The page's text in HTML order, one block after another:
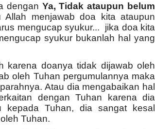
dengan Ya, Tidak ataupun belum
Allah menjawab doa kita ataupun
mengucap syukur... jika doa kita
syukur bukanlah hal yang
karena doanya tidak dijawab oleh
oleh Tuhan pergumulannya maka
Atau dia mengabaikan hal
dengan Tuhan karena dia
kepada Tuhan, dia sangat kesal
Tuhan.